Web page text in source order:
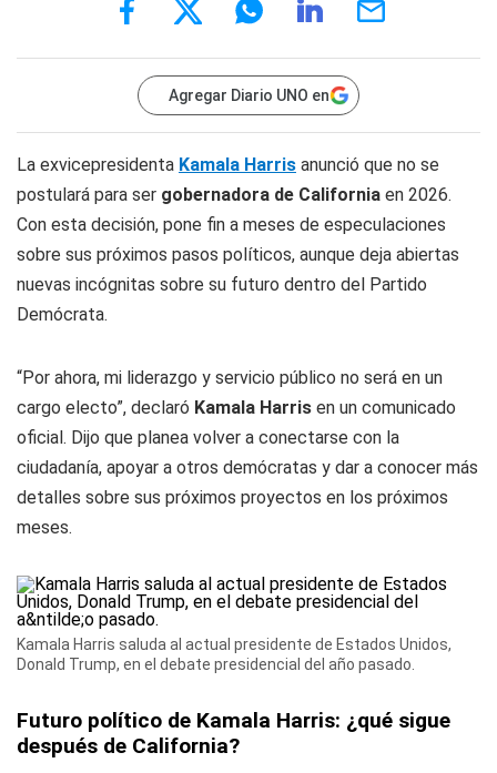
Agregar Diario UNO en
La exvicepresidenta Kamala Harris anunció que no se
postulará para ser gobernadora de California en 2026.
Con esta decisión, pone fin a meses de especulaciones
sobre sus próximos pasos políticos, aunque deja abiertas
nuevas incógnitas sobre su futuro dentro del Partido
Demócrata.
“Por ahora, mi liderazgo y servicio público no será en un
cargo electo”, declaró Kamala Harris en un comunicado
oficial. Dijo que planea volver a conectarse con la
ciudadanía, apoyar a otros demócratas y dar a conocer más
detalles sobre sus próximos proyectos en los próximos
meses.
Kamala Harris saluda al actual presidente de Estados Unidos,
Donald Trump, en el debate presidencial del año pasado.
Futuro político de Kamala Harris: ¿qué sigue
después de California?